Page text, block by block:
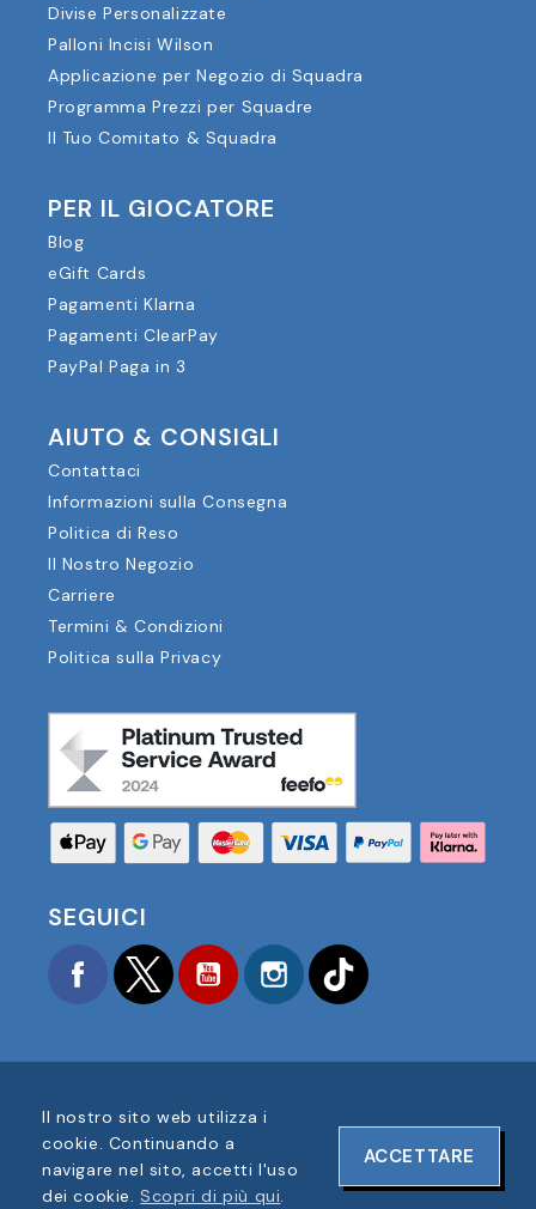
Divise Personalizzate
Palloni Incisi Wilson
Applicazione per Negozio di Squadra
Programma Prezzi per Squadre
Il Tuo Comitato & Squadra
PER IL GIOCATORE
Blog
eGift Cards
Pagamenti Klarna
Pagamenti ClearPay
PayPal Paga in 3
AIUTO & CONSIGLI
Contattaci
Informazioni sulla Consegna
Politica di Reso
Il Nostro Negozio
Carriere
Termini & Condizioni
Politica sulla Privacy
SEGUICI
FacebookTwitter YouTubeInstagram
COPYRIGHT © 2025 FOOTBALL AMERICA UK TUTTI I
DIRITTI RISERVATI
NUMERO DI REGISTRAZIONE AZIENDA: 06354287
Il nostro sito web utilizza i
cookie. Continuando a
navigare nel sito, accetti l'uso
dei cookie.Scopri di più qui.
ACCETTARE